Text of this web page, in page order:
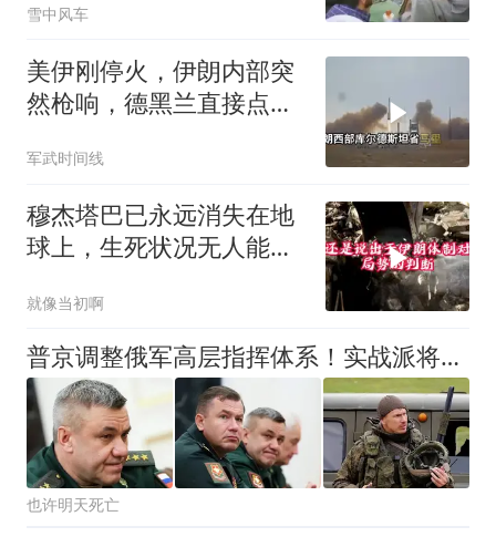
雪中风车
美伊刚停火，伊朗内部突
然枪响，德黑兰直接点名
军武时间线
穆杰塔巴已永远消失在地
球上，生死状况无人能知
就像当初啊
普京调整俄军高层指挥体系！实战派将领上位，要大规模进攻？
也许明天死亡